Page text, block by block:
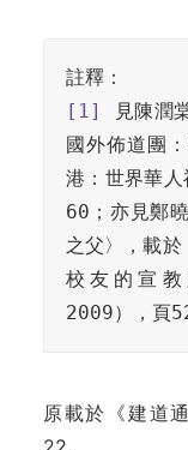
[1]
見陳潤
國外佈道團
港：世界華
60；亦見鄭
之父〉，載
校友的宣
2009），頁
原載於《建道